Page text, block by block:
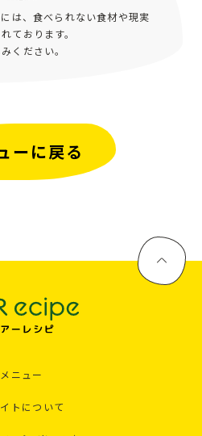
は、食べられない食材や現実
ております。
ください。
ーに戻る
メニュー
トについて